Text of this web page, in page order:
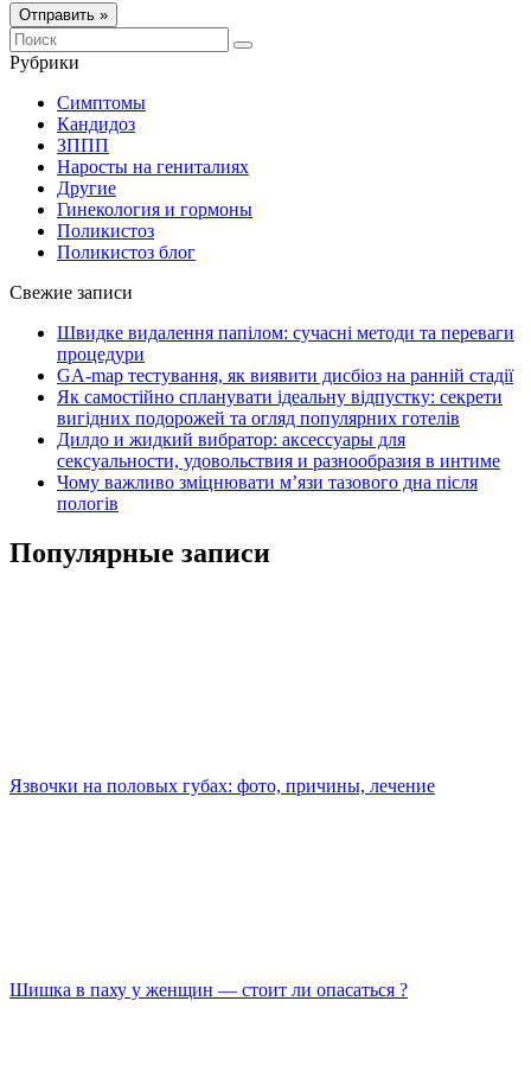
Отправить »
Рубрики
Симптомы
Кандидоз
ЗППП
Наросты на гениталиях
Другие
Гинекология и гормоны
Поликистоз
Поликистоз блог
Свежие записи
Швидке видалення папілом: сучасні методи та переваги
процедури
GA-map тестування, як виявити дисбіоз на ранній стадії
Як самостійно спланувати ідеальну відпустку: секрети
вигідних подорожей та огляд популярних готелів
Дилдо и жидкий вибратор: аксессуары для
сексуальности, удовольствия и разнообразия в интиме
Чому важливо зміцнювати м’язи тазового дна після
пологів
Популярные записи
Язвочки на половых губах: фото, причины, лечение
Шишка в паху у женщин — стоит ли опасаться ?